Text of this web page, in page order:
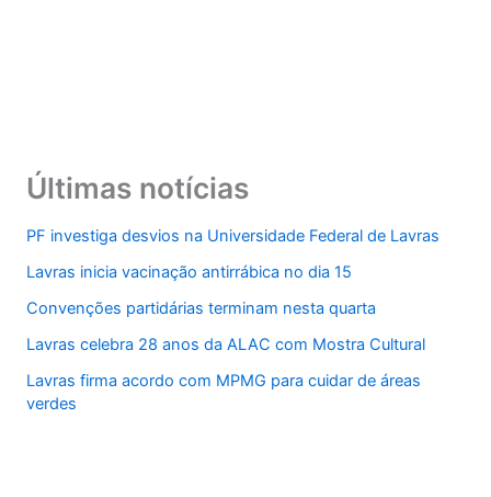
Últimas notícias
PF investiga desvios na Universidade Federal de Lavras
Lavras inicia vacinação antirrábica no dia 15
Convenções partidárias terminam nesta quarta
Lavras celebra 28 anos da ALAC com Mostra Cultural
Lavras firma acordo com MPMG para cuidar de áreas
verdes